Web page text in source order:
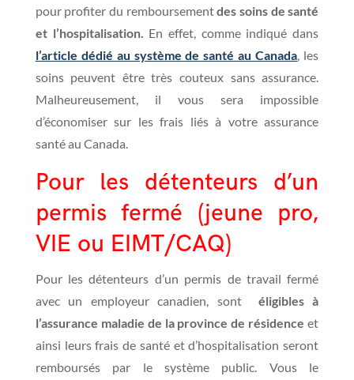
pour profiter du remboursementdes soins de santé
et l’hospitalisation. En effet, comme indiqué dans
l’article dédié au système de santé au Canada , les
soins peuvent être très couteux sans assurance.
Malheureusement, il vous sera impossible
d’économiser sur les frais liés à votre assurance
santé au Canada.
Pour les détenteurs d’un
permis fermé (jeune pro,
VIE ou EIMT/CAQ)
Pour les détenteurs d’un permis de travail fermé
avec un employeur canadien, sont éligibles à
l’assurance maladie de la province de résidence et
ainsi leurs frais de santé et d’hospitalisation seront
remboursés par le système public. Vous le